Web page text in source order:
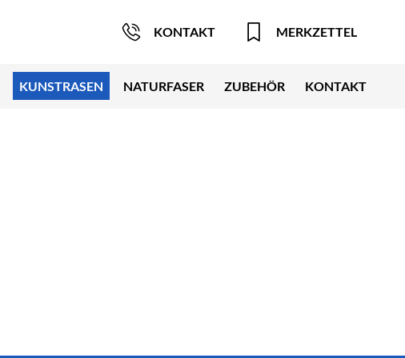
KONTAKT MERKZETTEL
KUNSTRASEN NATURFASER ZUBEHÖR KONTAKT